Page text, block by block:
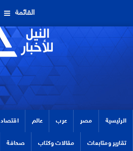
القائمة
الرئيسية مصر عرب عالم اقتصاد
تقارير ومتابعات مقالات وكتاب صحافة